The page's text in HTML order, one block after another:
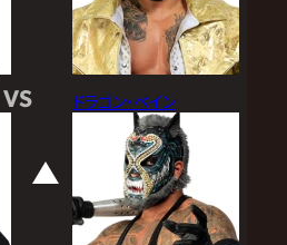
VS ドラゴン・ベイン